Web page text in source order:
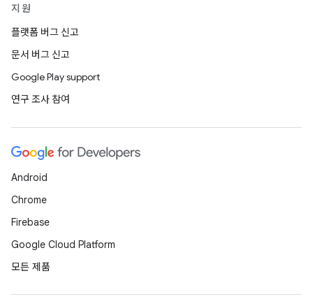
지원
플랫폼 버그 신고
문서 버그 신고
Google Play support
연구 조사 참여
Android
Chrome
Firebase
Google Cloud Platform
모든 제품